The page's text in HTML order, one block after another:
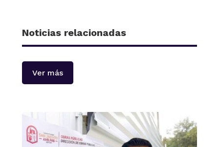
Noticias relacionadas
Ver más